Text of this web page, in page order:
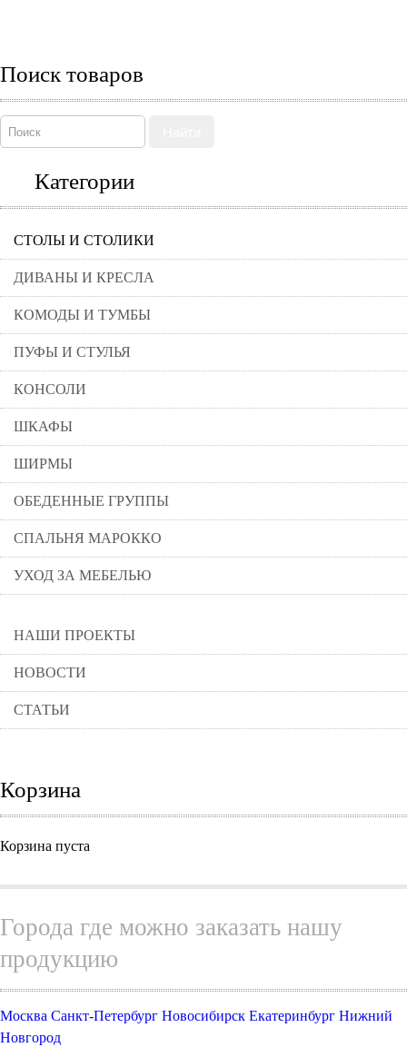
Поиск товаров
Категории
СТОЛЫ И СТОЛИКИ
ДИВАНЫ И КРЕСЛА
КОМОДЫ И ТУМБЫ
ПУФЫ И СТУЛЬЯ
КОНСОЛИ
ШКАФЫ
ШИРМЫ
ОБЕДЕННЫЕ ГРУППЫ
СПАЛЬНЯ МАРОККО
УХОД ЗА МЕБЕЛЬЮ
НАШИ ПРОЕКТЫ
НОВОСТИ
СТАТЬИ
Корзина
Корзина пуста
Города где можно заказать нашу
продукцию
Москва Санкт-Петербург Новосибирск Екатеринбург Нижний
Новгород